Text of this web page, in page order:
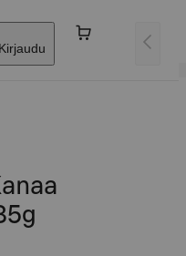
Kirjaudu